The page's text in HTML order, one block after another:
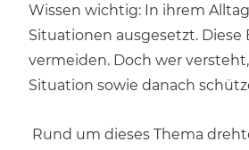
Wissen wichtig: In ihrem
Situationen ausgesetzt.
vermeiden. Doch wer
Situation sowie danach
Rund um dieses Thema